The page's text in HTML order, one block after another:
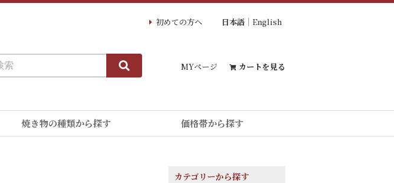
初めての方へ 日本語 English
MYページ カートを見る
焼き物の種類から探す 価格帯から探す
カテゴリーから探す